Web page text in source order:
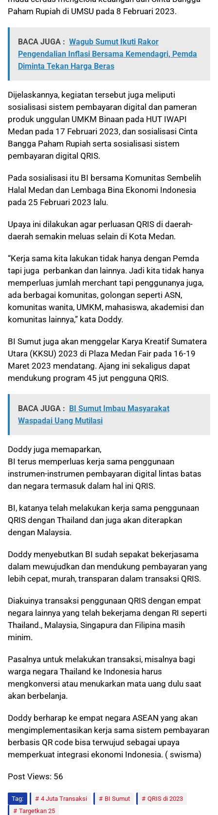
Paham Rupiah di UMSU pada 8 Februari 2023.
BACA JUGA : Wagub Sumut Ikuti Rakor
Pengendalian Inflasi Bersama Kemendagri, Pemda
Diminta Tekan Harga Beras
Dijelaskannya, kegiatan tersebut juga meliputi
sosialisasi sistem pembayaran digital dan pameran
produk unggulan UMKM Binaan pada HUT IWAPI
Medan pada 17 Februari 2023, dan sosialisasi Cinta
Bangga Paham Rupiah serta sosialisasi sistem
pembayaran digital QRIS.
Pada sosialisasi itu BI bersama Komunitas Sembelih
Halal Medan dan Lembaga Bina Ekonomi Indonesia
pada 25 Februari 2023 lalu.
Upaya ini dilakukan agar perluasan QRIS di daerah-
daerah semakin meluas selain di Kota Medan.
“Kerja sama kita lakukan tidak hanya dengan Pemda
tapi juga perbankan dan lainnya. Jadi kita tidak hanya
memperluas jumlah merchant tapi penggunanya juga,
ada berbagai komunitas, golongan seperti ASN,
komunitas wanita, UMKM, mahasiswa, akademisi dan
komunitas lainnya,” kata Doddy.
BI Sumut juga akan menggelar Karya Kreatif Sumatera
Utara (KKSU) 2023 di Plaza Medan Fair pada 16-19
Maret 2023 mendatang. Ajang ini sekaligus dapat
mendukung program 45 jut pengguna QRIS.
BACA JUGA : BI Sumut Imbau Masyarakat
Waspadai Uang Mutilasi
Doddy juga memaparkan,
BI terus memperluas kerja sama penggunaan
instrumen-instrumen pembayaran digital lintas batas
dan negara termasuk dalam hal ini QRIS.
BI, katanya telah melakukan kerja sama penggunaan
QRIS dengan Thailand dan juga akan diterapkan
dengan Malaysia.
Doddy menyebutkan BI sudah sepakat bekerjasama
dalam mewujudkan dan mendukung pembayaran yang
lebih cepat, murah, transparan dalam transaksi QRIS.
Diakuinya transaksi penggunaan QRIS dengan empat
negara lainnya yang telah bekerjama dengan RI seperti
Thailand., Malaysia, Singapura dan Filipina masih
minim.
Pasalnya untuk melakukan transaksi, misalnya bagi
warga negara Thailand ke Indonesia harus
mengkonversi atau menukarkan mata uang dulu saat
akan berbelanja.
Doddy berharap ke empat negara ASEAN yang akan
mengimplementasikan kerja sama sistem pembayaran
berbasis QR code bisa terwujud sebagai upaya
memperkuat integrasi ekonomi Indonesia. ( swisma)
Post Views: 56
Tag: 4 Juta Transaksi BI Sumut
QRIS di 2023
Targetkan 25